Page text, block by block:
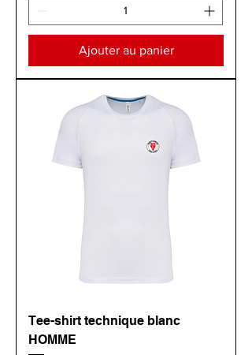
Ajouter au panier
Tee-shirt technique blanc
HOMME